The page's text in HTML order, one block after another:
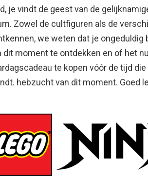
je vindt de geest van de
Zowel de cultfiguren als de
we weten dat je
dit moment te ontdekken en of het
te kopen vóór de tijd
hebzucht van dit moment. Goed